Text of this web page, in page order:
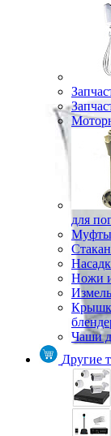
для
Муфты
Ножи
Чаши
Другие